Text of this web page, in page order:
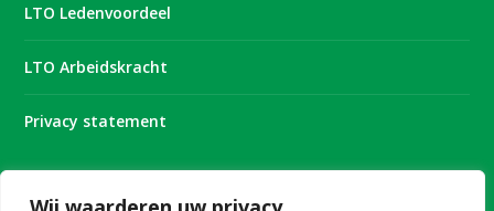
LTO Ledenvoordeel
LTO Arbeidskracht
Privacy statement